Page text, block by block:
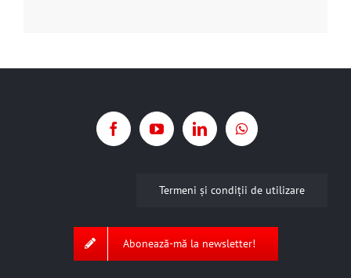
Termeni şi condiţii de utilizare
Abonează-mă la newsletter!